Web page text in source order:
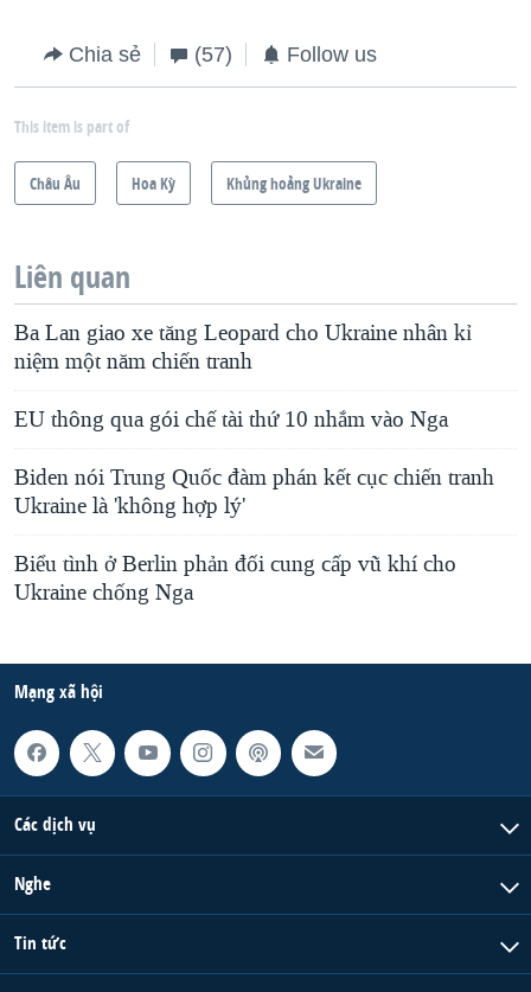
Chia sẻ (57) Follow us
This item is part of
Châu Âu Hoa Kỳ Khủng hoảng Ukraine
Liên quan
Ba Lan giao xe tăng Leopard cho Ukraine nhân kỉ
niệm một năm chiến tranh
EU thông qua gói chế tài thứ 10 nhắm vào Nga
Biden nói Trung Quốc đàm phán kết cục chiến tranh
Ukraine là 'không hợp lý'
Biểu tình ở Berlin phản đối cung cấp vũ khí cho
Ukraine chống Nga
Mạng xã hội
Các dịch vụ
Nghe
Tin tức